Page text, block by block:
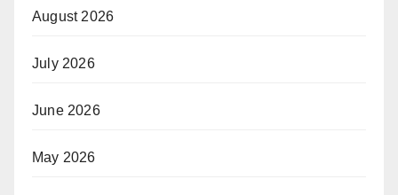
August 2026
July 2026
June 2026
May 2026